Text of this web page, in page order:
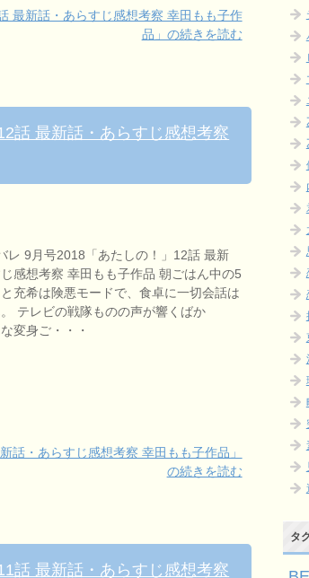
最新話・あらすじ感想考察 幸田もも子作
品」の続きを読む
話 最新話・あらすじ感想考察
レ 9月号2018「あたしの！」12話 最新
感想考察 幸田もも子作品 朝ごはん中の5
充希は険悪モードで、食卓に一切会話は
テレビの戦隊ものの声が響くばか
変身ご・・・
話・あらすじ感想考察 幸田もも子作品」
の続きを読む
話 最新話・あらすじ感想考察
タ